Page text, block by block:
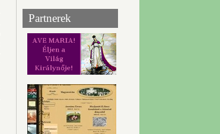
Partnerek